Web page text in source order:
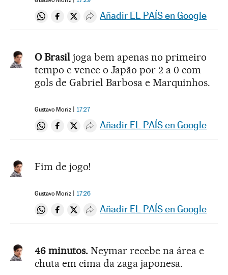
Compartir en Whatsapp
Compartir en Facebook
Compartir en Twitter
Desplegar Redes Sociales
Añadir EL PAÍS en Google
O Brasil joga bem apenas no primeiro
tempo e vence o Japão por 2 a 0 com
gols de Gabriel Barbosa e Marquinhos.
Gustavo Moniz 17:27
Compartir en Whatsapp
Compartir en Facebook
Compartir en Twitter
Desplegar Redes Sociales
Añadir EL PAÍS en Google
Fim de jogo!
Gustavo Moniz 17:26
Compartir en Whatsapp
Compartir en Facebook
Compartir en Twitter
Desplegar Redes Sociales
Añadir EL PAÍS en Google
46 minutos. Neymar recebe na área e
chuta em cima da zaga japonesa.